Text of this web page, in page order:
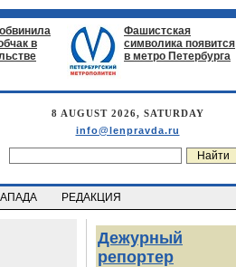
в
Фашистская
символика появится
в метро Петербурга
8 AUGUST 2026, SATURDAY
info@lenpravda.ru
РЕДАКЦИЯ
Дежурный
репортер